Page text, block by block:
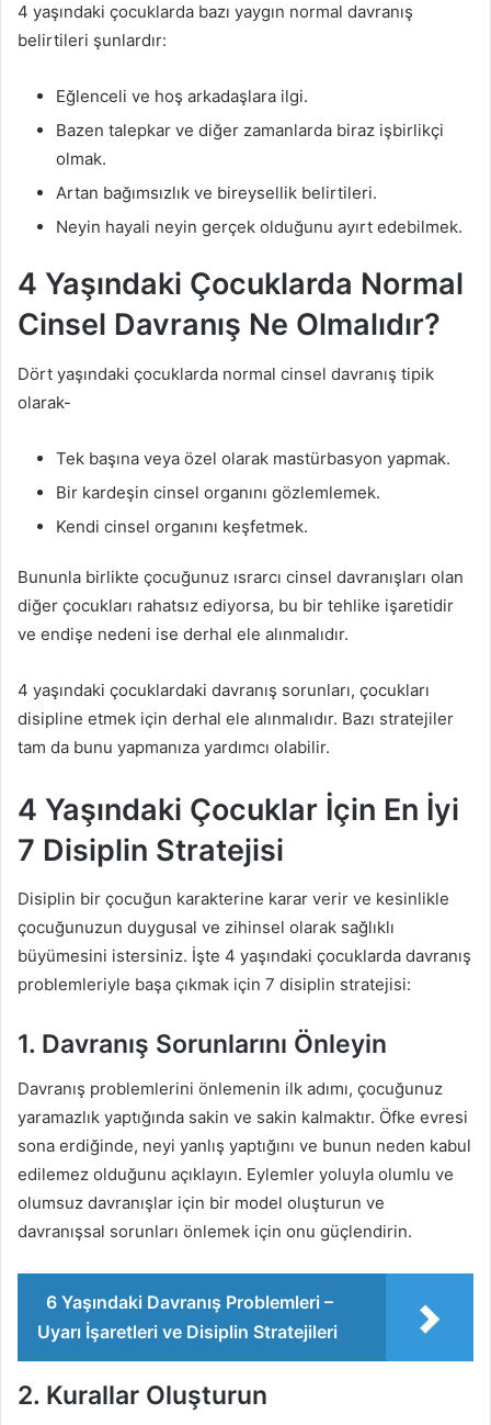
4 yaşındaki çocuklarda bazı yaygın normal davranış
belirtileri şunlardır:
Eğlenceli ve hoş arkadaşlara ilgi.
Bazen talepkar ve diğer zamanlarda biraz işbirlikçi
olmak.
Artan bağımsızlık ve bireysellik belirtileri.
Neyin hayali neyin gerçek olduğunu ayırt edebilmek.
4 Yaşındaki Çocuklarda Normal
Cinsel Davranış Ne Olmalıdır?
Dört yaşındaki çocuklarda normal cinsel davranış tipik
olarak-
Tek başına veya özel olarak mastürbasyon yapmak.
Bir kardeşin cinsel organını gözlemlemek.
Kendi cinsel organını keşfetmek.
Bununla birlikte çocuğunuz ısrarcı cinsel davranışları olan
diğer çocukları rahatsız ediyorsa, bu bir tehlike işaretidir
ve endişe nedeni ise derhal ele alınmalıdır.
4 yaşındaki çocuklardaki davranış sorunları, çocukları
disipline etmek için derhal ele alınmalıdır. Bazı stratejiler
tam da bunu yapmanıza yardımcı olabilir.
4 Yaşındaki Çocuklar İçin En İyi
7 Disiplin Stratejisi
Disiplin bir çocuğun karakterine karar verir ve kesinlikle
çocuğunuzun duygusal ve zihinsel olarak sağlıklı
büyümesini istersiniz. İşte 4 yaşındaki çocuklarda davranış
problemleriyle başa çıkmak için 7 disiplin stratejisi:
1. Davranış Sorunlarını Önleyin
Davranış problemlerini önlemenin ilk adımı, çocuğunuz
yaramazlık yaptığında sakin ve sakin kalmaktır. Öfke evresi
sona erdiğinde, neyi yanlış yaptığını ve bunun neden kabul
edilemez olduğunu açıklayın. Eylemler yoluyla olumlu ve
olumsuz davranışlar için bir model oluşturun ve
davranışsal sorunları önlemek için onu güçlendirin.
6 Yaşındaki Davranış Problemleri –
Uyarı İşaretleri ve Disiplin Stratejileri
2. Kurallar Oluşturun